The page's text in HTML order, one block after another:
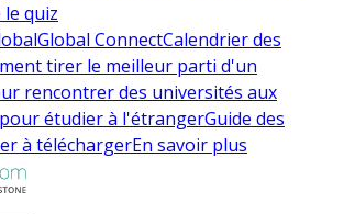
le quiz
Global ConnectCalendrier des
tirer le meilleur parti d'un
rencontrer des universités aux
étudier à l'étrangerGuide des
à téléchargerEn savoir plus